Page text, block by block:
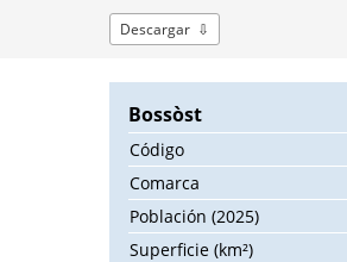
Descargar
Bossòst
Código
Comarca
Población (2025)
Superficie (km²)